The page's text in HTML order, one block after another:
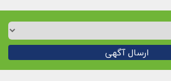
ارسال آگهی